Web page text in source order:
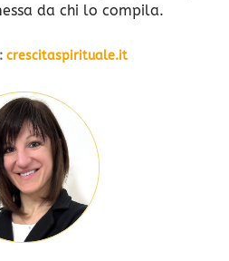
da chi lo compila.
crescitaspirituale.it